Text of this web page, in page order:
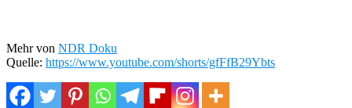
Mehr von NDR Doku
Quelle: https://www.youtube.com/shorts/gfFfB29Ybts